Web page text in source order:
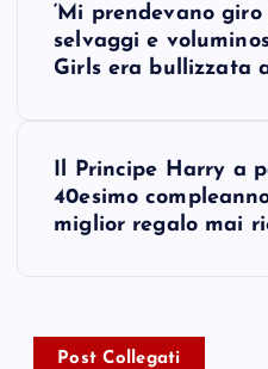
v
‘Mi prendevano
selvaggi e
Girls era bullizzata
Il Principe Harry a
40esimo
miglior regalo mai
Post Collegati